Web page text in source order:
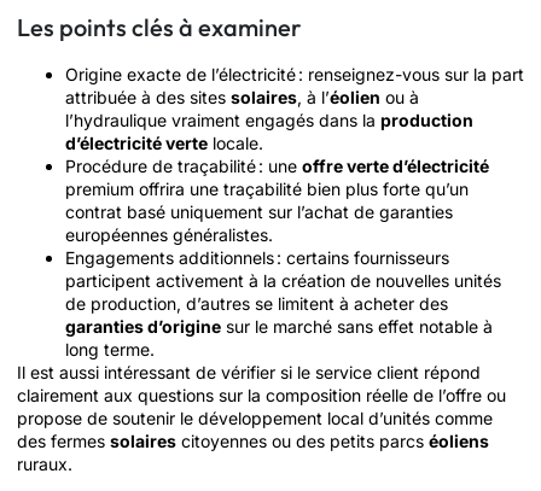
Les points clés à examiner
Origine exacte de l’électricité : renseignez-vous sur la part
attribuée à des sites solaires, à l’éolien ou à
l’hydraulique vraiment engagés dans la production
d’électricité verte locale.
Procédure de traçabilité : une offre verte d’électricité
premium offrira une traçabilité bien plus forte qu’un
contrat basé uniquement sur l’achat de garanties
européennes généralistes.
Engagements additionnels : certains fournisseurs
participent activement à la création de nouvelles unités
de production, d’autres se limitent à acheter des
garanties d’origine sur le marché sans effet notable à
long terme.
Il est aussi intéressant de vérifier si le service client répond
clairement aux questions sur la composition réelle de l’offre ou
propose de soutenir le développement local d’unités comme
des fermes solaires citoyennes ou des petits parcs éoliens
ruraux.